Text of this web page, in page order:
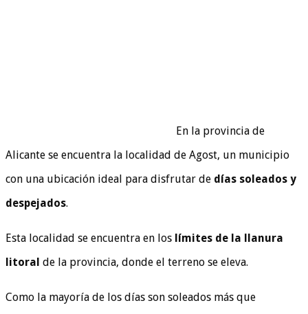
En la provincia de
Alicante se encuentra la localidad de Agost, un municipio
con una ubicación ideal para disfrutar de días soleados y
despejados.
Esta localidad se encuentra en los límites de la llanura
litoral de la provincia, donde el terreno se eleva.
Como la mayoría de los días son soleados más que